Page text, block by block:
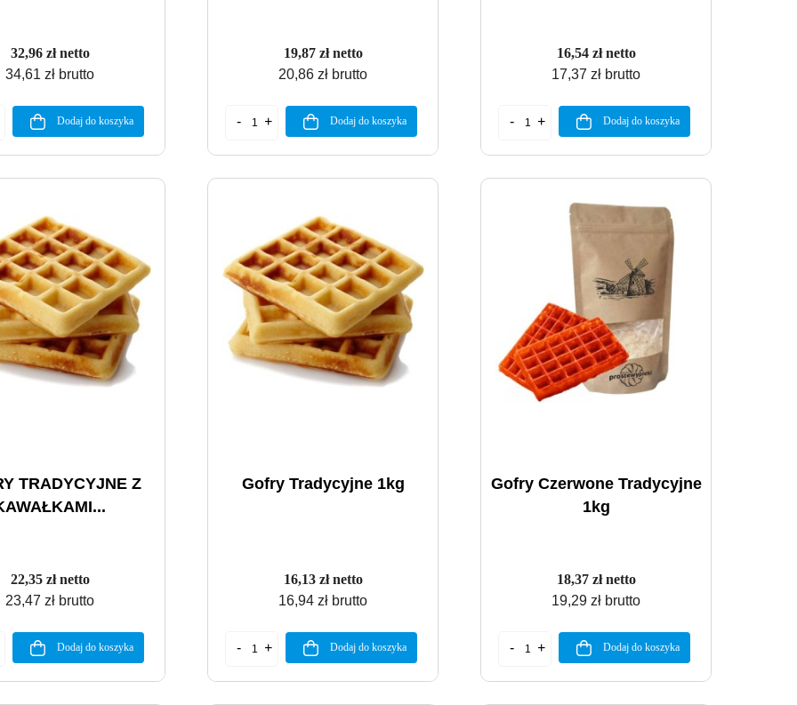
32,96 zł netto
34,61 zł brutto
Dodaj do koszyka
19,87 zł netto
20,86 zł brutto
Dodaj do koszyka
16,54 zł netto
17,37 zł brutto
Dodaj do koszyka
TRADYCYJNE Z
22,35 zł netto
23,47 zł brutto
Dodaj do koszyka
Gofry Tradycyjne 1kg
16,13 zł netto
16,94 zł brutto
Dodaj do koszyka
Gofry Czerwone Tradycyjne
1kg
18,37 zł netto
19,29 zł brutto
Dodaj do koszyka